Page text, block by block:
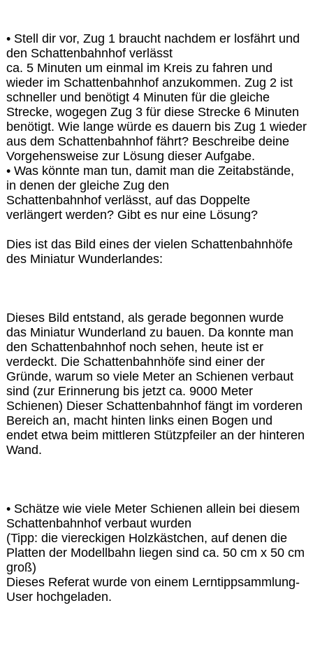
• Stell dir vor, Zug 1 braucht nachdem er losfährt und
den Schattenbahnhof verlässt
ca. 5 Minuten um einmal im Kreis zu fahren und
wieder im Schattenbahnhof anzukommen. Zug 2 ist
schneller und benötigt 4 Minuten für die gleiche
Strecke, wogegen Zug 3 für diese Strecke 6 Minuten
benötigt. Wie lange würde es dauern bis Zug 1 wieder
aus dem Schattenbahnhof fährt? Beschreibe deine
Vorgehensweise zur Lösung dieser Aufgabe.
• Was könnte man tun, damit man die Zeitabstände,
in denen der gleiche Zug den
Schattenbahnhof verlässt, auf das Doppelte
verlängert werden? Gibt es nur eine Lösung?
Dies ist das Bild eines der vielen Schattenbahnhöfe
des Miniatur Wunderlandes:
Dieses Bild entstand, als gerade begonnen wurde
das Miniatur Wunderland zu bauen. Da konnte man
den Schattenbahnhof noch sehen, heute ist er
verdeckt. Die Schattenbahnhöfe sind einer der
Gründe, warum so viele Meter an Schienen verbaut
sind (zur Erinnerung bis jetzt ca. 9000 Meter
Schienen) Dieser Schattenbahnhof fängt im vorderen
Bereich an, macht hinten links einen Bogen und
endet etwa beim mittleren Stützpfeiler an der hinteren
Wand.
• Schätze wie viele Meter Schienen allein bei diesem
Schattenbahnhof verbaut wurden
(Tipp: die viereckigen Holzkästchen, auf denen die
Platten der Modellbahn liegen sind ca. 50 cm x 50 cm
groß)
Dieses Referat wurde von einem Lerntippsammlung-
User hochgeladen.